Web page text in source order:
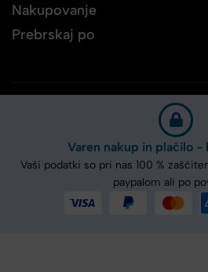
Nakupovanje
Prebrskaj po
Varen nakup in plačilo -
Vaši podatki so pri nas 100 %
paypalom ali po